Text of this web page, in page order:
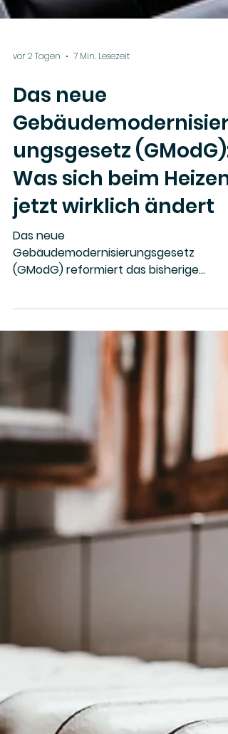
vor 2 Tagen 7 Min. Lesezeit
Das neue
Gebäudemodernisier
jetzt wirklich ändert
Gebäudemodernisierungsgesetz
(GModG) reformiert das bisherige
Gebäudeenergiegesetz. Erfahre, welche
Heizungen künftig erlaubt bleiben, wie
neue Bio-Treppe funktioniert, was sich
für Mieter und Vermieter ändert und
warum Gasheizungen langfristig
trotzdem teuer werden könnten.